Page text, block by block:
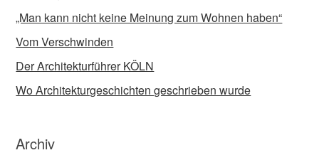
„Man kann nicht keine Meinung zum Wohnen haben“
Vom Verschwinden
Der Architekturführer KÖLN
Wo Architekturgeschichten geschrieben wurde
Archiv